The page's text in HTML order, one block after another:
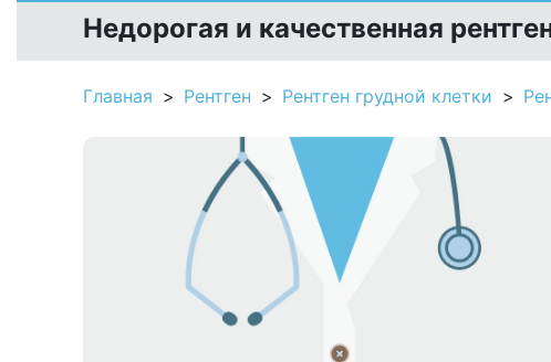
Недорогая и качественная
Главная Рентген Рентген грудной клетки